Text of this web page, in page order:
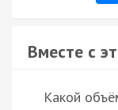
Вместе с
Какой